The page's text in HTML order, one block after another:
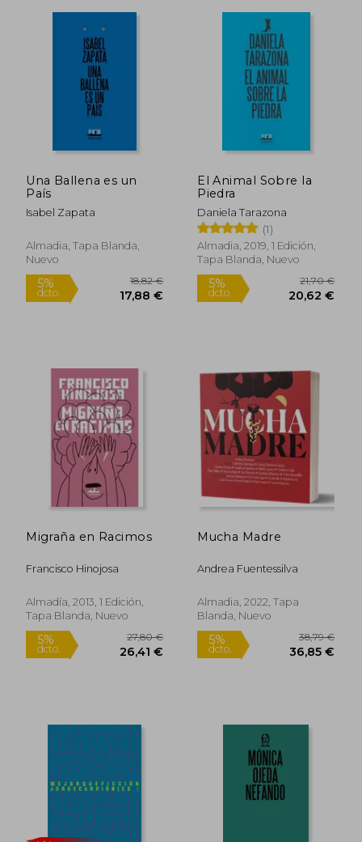
Una Ballena es un
País
Isabel Zapata
Almadia, Tapa Blanda,
Nuevo
5%
dcto.
El Animal Sobre la
Piedra
Daniela Tarazona
(1)
Almadia, 2019, 1 Edición,
Tapa Blanda, Nuevo
5%
dcto.
Migraña en Racimos
Francisco Hinojosa
Almadía, 2013, 1 Edición,
Tapa Blanda, Nuevo
5%
dcto. 26,41 €
Mucha Madre
Andrea Fuentessilva
Almadia, 2022, Tapa
Blanda, Nuevo
dcto.